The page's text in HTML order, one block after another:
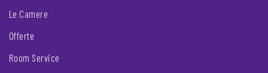
Le Camere
Offerte
Room Service